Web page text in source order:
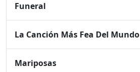
Funeral
La Canción Más Fea Del Mundo
Mariposas